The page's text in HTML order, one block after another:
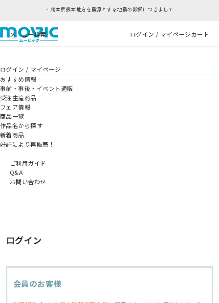
熊本県熊本地方を震源とする地震の影響につきまして
メニュー検索 ログイン / マイページカート
ログイン / マイページ
おすすめ情報
事前・事後・イベント通販
受注生産商品
フェア情報
商品一覧
作品名から探す
新着商品
好評により再販売！
ご利用ガイド
Q&A
お問い合わせ
ログイン
会員のお客様